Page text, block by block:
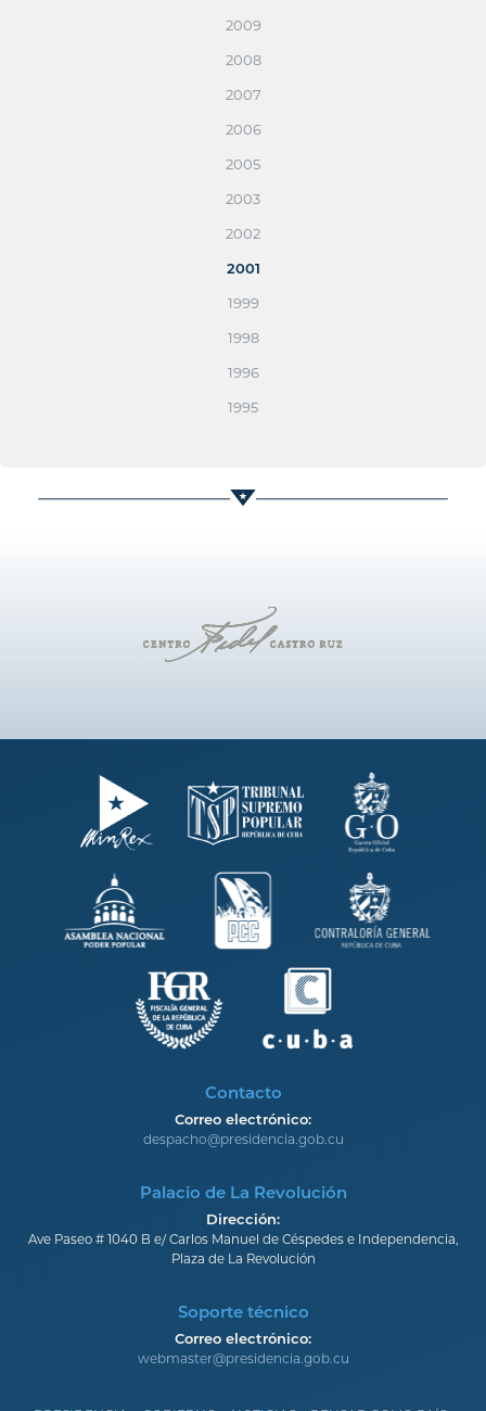
2009
2008
2007
2006
2005
2003
2002
2001
1999
1998
1996
1995
Contacto
Correo electrónico:
despacho@presidencia.gob.cu
Palacio de La Revolución
Dirección:
Ave Paseo # 1040 B e/ Carlos Manuel de Céspedes e Independencia,
Plaza de La Revolución
Soporte técnico
Correo electrónico:
webmaster@presidencia.gob.cu